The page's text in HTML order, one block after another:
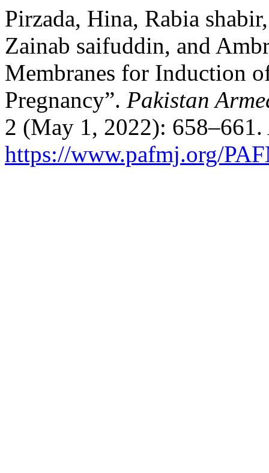
Pirzada, Hina, Rabia
Zainab saifuddin, and
Membranes for Induction
Pregnancy”. Pakistan
2 (May 1, 2022): 658–661.
https://www.pafmj.org/